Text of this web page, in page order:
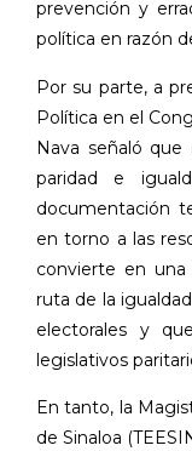
prevención y
política en razón
Por su parte, a
Política en el
Nava señaló
paridad e
documentación
en torno a las
convierte en una
ruta de la
electorales y
legislativos
En tanto, la
de Sinaloa